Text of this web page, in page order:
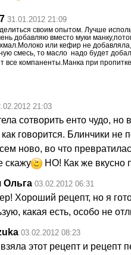
31.01.2012 21:09
своим опытом. Лучше
добавляю вместо муки
или кефир не
смесь, то масло надо будет
все компаненты.Манка при
21:03
сотворить енто чудо,
говорится. Блинчики не
ново, во что
скажу
НО! Как же вкусно
Ольга 03.02.2012 06:31
Хороший рецепт, но я
какая есть, особо не
03.02.2012 08:23
этот рецепт и рецепт